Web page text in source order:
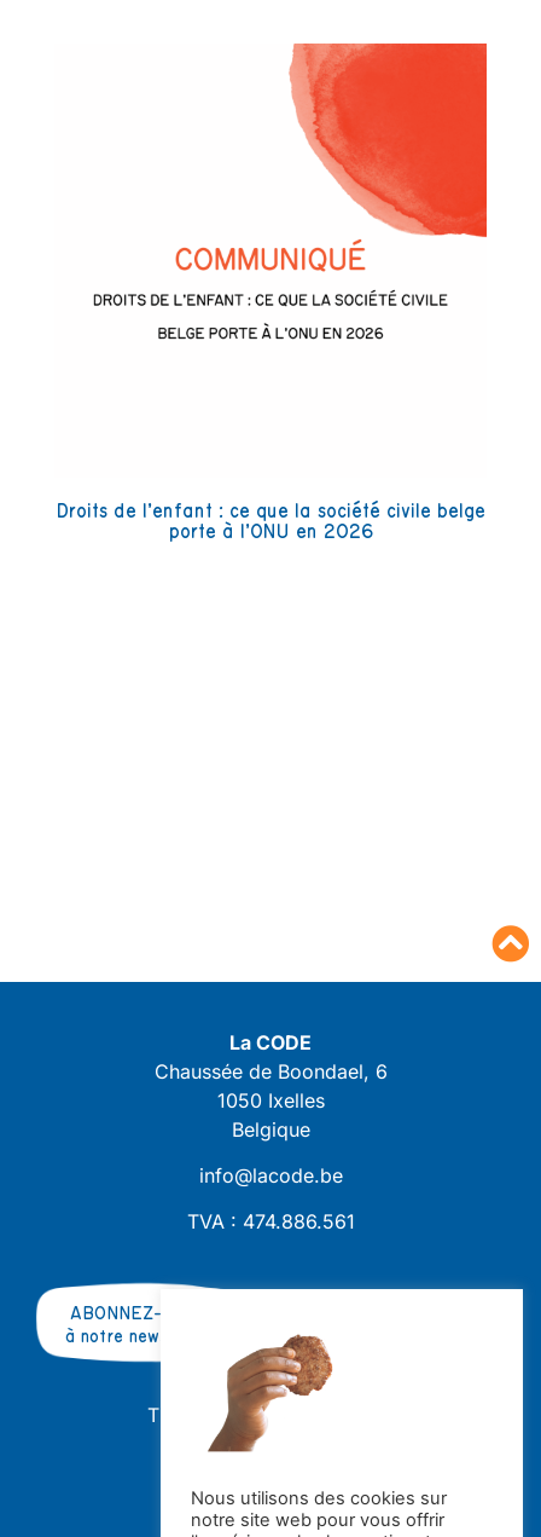
Droits de l’enfant : ce que la société civile belge
porte à l’ONU en 2026
La CODE
Chaussée de Boondael, 6
1050 Ixelles
Belgique
info@lacode.be
TVA : 474.886.561
ABONNEZ-VOUS
à notre newsletter
TRAVAILLER AVEC NOUS ?
STAGES
Nous utilisons des cookies sur
notre site web pour vous offrir